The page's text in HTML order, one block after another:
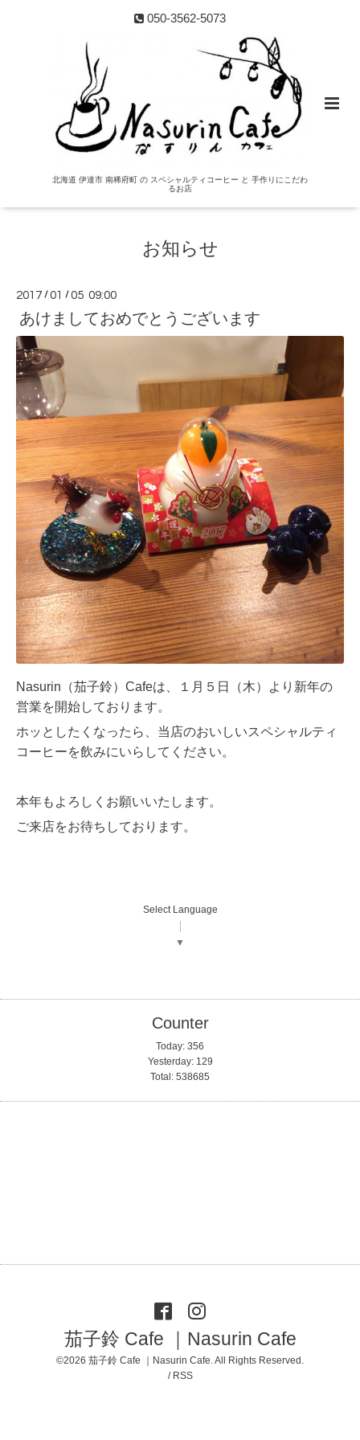
050-3562-5073
北海道 伊達市 南稀府町 の スペシャルティコーヒー と 手作りにこだわ
るお店
お知らせ
2017 /01 /05 09:00
あけましておめでとうございます
Nasurin（茄子鈴）Cafeは、１月５日（木）より新年の
営業を開始しております。
ホッとしたくなったら、当店のおいしいスペシャルティ
コーヒーを飲みにいらしてください。
本年もよろしくお願いいたします。
ご来店をお待ちしております。
Select Language
▼
Counter
Today: 356
Yesterday: 129
Total: 538685
茄子鈴 Cafe ｜Nasurin Cafe
©2026 茄子鈴 Cafe ｜Nasurin Cafe. All Rights Reserved.
/ RSS